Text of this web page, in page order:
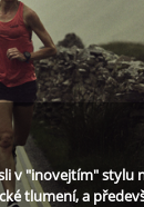
v "inovejtím" stylu
tlumení, a